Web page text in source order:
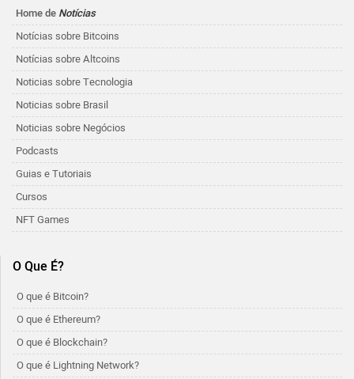
Home de Notícias
Notícias sobre Bitcoins
Notícias sobre Altcoins
Noticias sobre Tecnologia
Noticias sobre Brasil
Noticias sobre Negócios
Podcasts
Guias e Tutoriais
Cursos
NFT Games
O Que É?
O que é Bitcoin?
O que é Ethereum?
O que é Blockchain?
O que é Lightning Network?